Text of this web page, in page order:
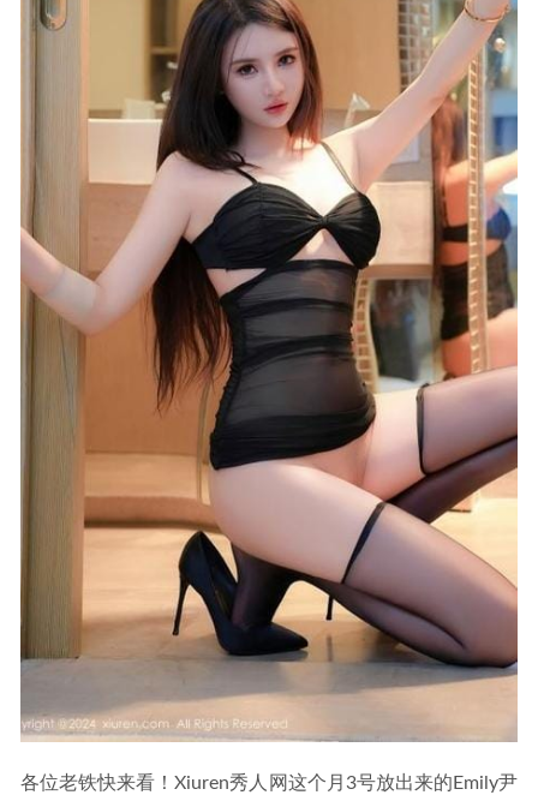
各位老铁快来看！Xiuren秀人网这个月3号放出来的Emily尹